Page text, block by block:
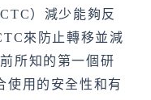
）減少能夠反
來防止轉移並減
所知的第一個研
使用的安全性和有